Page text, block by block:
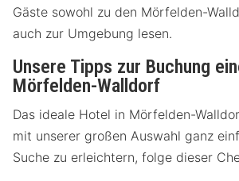
Gäste sowohl zu den Mörfelden-
auch zur Umgebung lesen.
Unsere Tipps zur Buchung
Mörfelden-Walldorf
Das ideale Hotel in Mörfelden-
mit unserer großen Auswahl ganz
Suche zu erleichtern, folge dieser